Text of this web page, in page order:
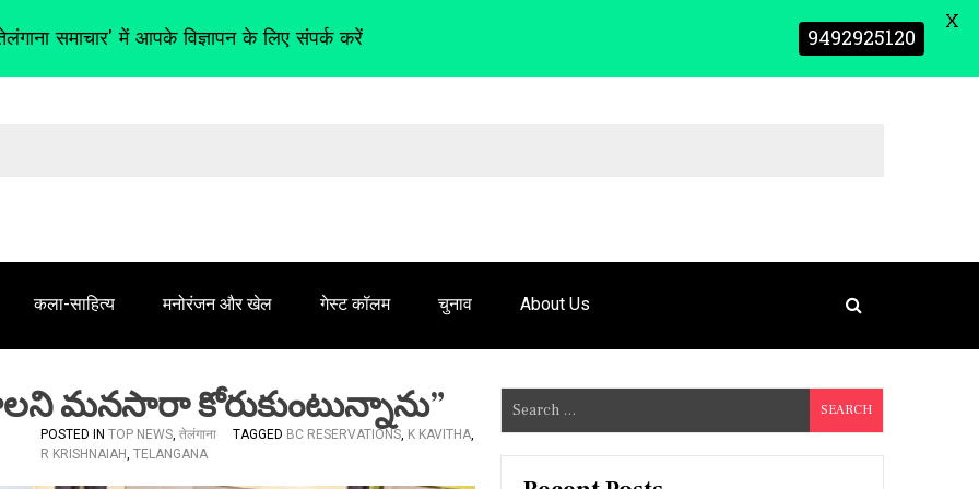
कला-साहित्य मनोरंजन और खेल गेस्ट कॉलम चुनाव About Us
మనసారా కోరుకుంటున్నాను”
POSTED IN TOP NEWS, तेलंगाना TAGGED BC RESERVATIONS, K KAVITHA,
R KRISHNAIAH, TELANGANA
e
a
समाचार' में आपके विज्ञापन के लिए संपर्क करें 9492925120 X